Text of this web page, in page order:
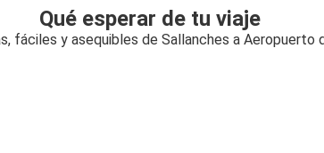
Qué esperar de tu viaje
fáciles y asequibles de Sallanches a Aeropuerto